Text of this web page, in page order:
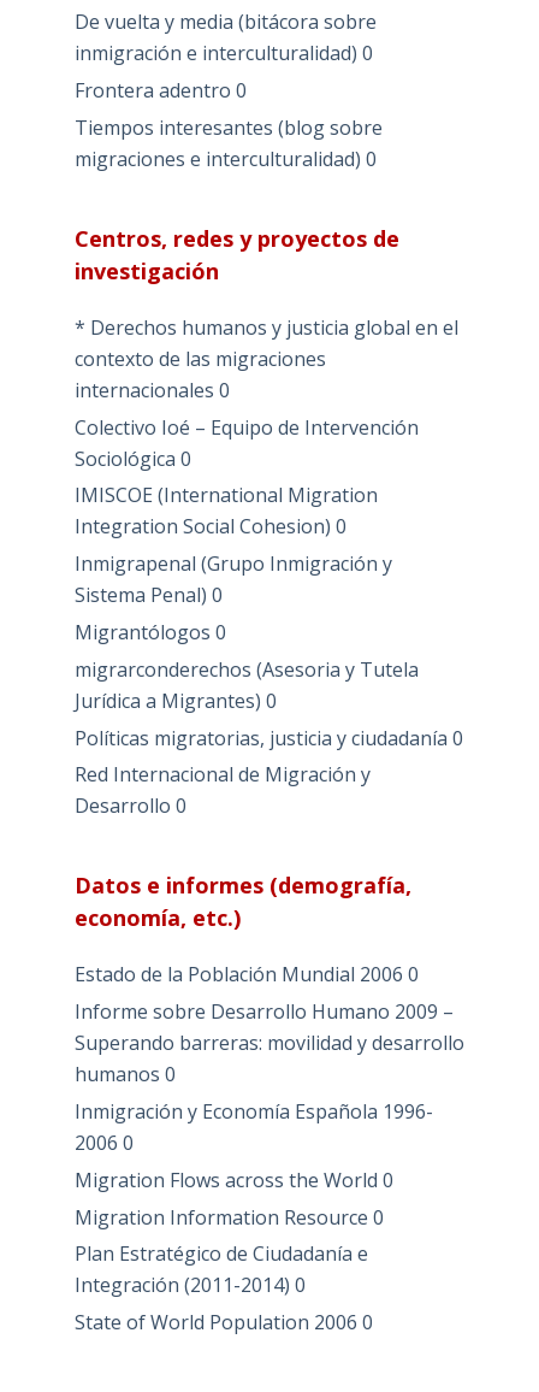
De vuelta y media (bitácora sobre
inmigración e interculturalidad) 0
Frontera adentro 0
Tiempos interesantes (blog sobre
migraciones e interculturalidad) 0
Centros, redes y proyectos de
investigación
* Derechos humanos y justicia global en el
contexto de las migraciones
internacionales 0
Colectivo Ioé – Equipo de Intervención
Sociológica 0
IMISCOE (International Migration
Integration Social Cohesion) 0
Inmigrapenal (Grupo Inmigración y
Sistema Penal) 0
Migrantólogos 0
migrarconderechos (Asesoria y Tutela
Jurídica a Migrantes) 0
Políticas migratorias, justicia y ciudadanía 0
Red Internacional de Migración y
Desarrollo 0
Datos e informes (demografía,
economía, etc.)
Estado de la Población Mundial 2006 0
Informe sobre Desarrollo Humano 2009 –
Superando barreras: movilidad y desarrollo
humanos 0
Inmigración y Economía Española 1996-
2006 0
Migration Flows across the World 0
Migration Information Resource 0
Plan Estratégico de Ciudadanía e
Integración (2011-2014) 0
State of World Population 2006 0